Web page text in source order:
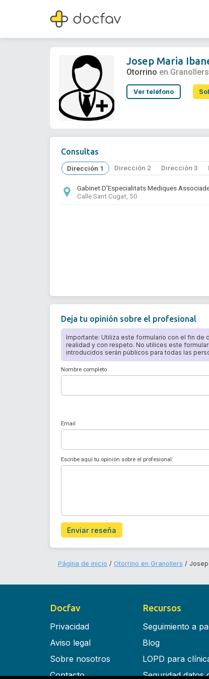
Josep Maria Ibanez Romaguera
Otorrino
Josep Maria
Otorrino en Granollers
Ver teléfono
Consultas
Dirección 1 Dirección 2 Dirección 3
Gabinet D'Especialitats Mediques
Calle Sant Cugat, 50
Deja tu opinión sobre el profesional
Importante: Utiliza este formulario con el fin de
realidad y con respeto. No utilices este
introducidos serán públicos para todas las
Nombre completo
Email
Escribe aquí tu opinión sobre el profesional:
Enviar reseña
Página de inicio Otorrino en Granollers
Docfav
Privacidad
Aviso legal
Sobre nosotros
Contacto
Recursos
Seguimiento a
Blog
LOPD para
Seguridad datos